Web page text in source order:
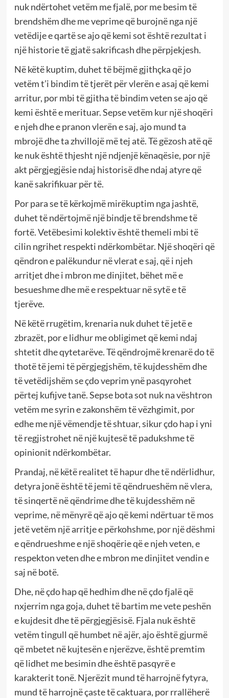
nuk ndërtohet vetëm me fjalë, por me besim të
brendshëm dhe me veprime që burojnë nga një
vetëdije e qartë se ajo që kemi sot është rezultat i
një historie të gjatë sakrificash dhe përpjekjesh.
Në këtë kuptim, duhet të bëjmë gjithçka që jo
vetëm t’i bindim të tjerët për vlerën e asaj që kemi
arritur, por mbi të gjitha të bindim veten se ajo që
kemi është e merituar. Sepse vetëm kur një shoqëri
e njeh dhe e pranon vlerën e saj, ajo mund ta
mbrojë dhe ta zhvillojë më tej atë. Të gëzosh atë që
ke nuk është thjesht një ndjenjë kënaqësie, por një
akt përgjegjësie ndaj historisë dhe ndaj atyre që
kanë sakrifikuar për të.
Por para se të kërkojmë mirëkuptim nga jashtë,
duhet të ndërtojmë një bindje të brendshme të
fortë. Vetëbesimi kolektiv është themeli mbi të
cilin ngrihet respekti ndërkombëtar. Një shoqëri që
qëndron e palëkundur në vlerat e saj, që i njeh
arritjet dhe i mbron me dinjitet, bëhet më e
besueshme dhe më e respektuar në sytë e të
tjerëve.
Në këtë rrugëtim, krenaria nuk duhet të jetë e
zbrazët, por e lidhur me obligimet që kemi ndaj
shtetit dhe qytetarëve. Të qëndrojmë krenarë do të
thotë të jemi të përgjegjshëm, të kujdesshëm dhe
të vetëdijshëm se çdo veprim ynë pasqyrohet
përtej kufijve tanë. Sepse bota sot nuk na vështron
vetëm me syrin e zakonshëm të vëzhgimit, por
edhe me një vëmendje të shtuar, sikur çdo hap i yni
të regjistrohet në një kujtesë të padukshme të
opinionit ndërkombëtar.
Prandaj, në këtë realitet të hapur dhe të ndërlidhur,
detyra jonë është të jemi të qëndrueshëm në vlera,
të sinqertë në qëndrime dhe të kujdesshëm në
veprime, në mënyrë që ajo që kemi ndërtuar të mos
jetë vetëm një arritje e përkohshme, por një dëshmi
e qëndrueshme e një shoqërie që e njeh veten, e
respekton veten dhe e mbron me dinjitet vendin e
saj në botë.
Dhe, në çdo hap që hedhim dhe në çdo fjalë që
nxjerrim nga goja, duhet të bartim me vete peshën
e kujdesit dhe të përgjegjësisë. Fjala nuk është
vetëm tingull që humbet në ajër, ajo është gjurmë
që mbetet në kujtesën e njerëzve, është premtim
që lidhet me besimin dhe është pasqyrë e
karakterit tonë. Njerëzit mund të harrojnë fytyra,
mund të harrojnë çaste të caktuara, por rrallëherë